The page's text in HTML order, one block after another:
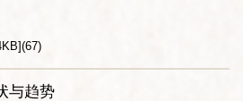
](67)
与趋势